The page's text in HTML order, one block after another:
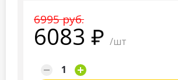
6995 руб.
6083 /шт